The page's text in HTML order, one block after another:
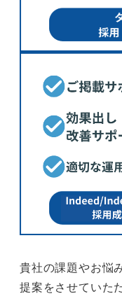
貴社の課題やお悩
提案をさせていた